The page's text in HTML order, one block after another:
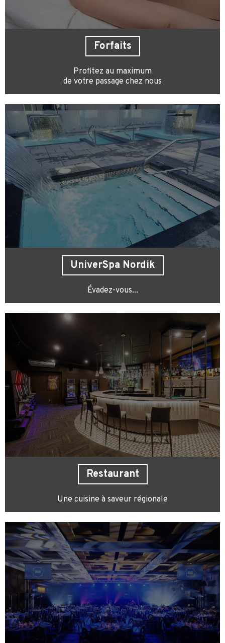
Forfaits
Profitez au maximum
de votre passage chez nous
UniverSpa Nordik
Évadez-vous...
Restaurant
Une cuisine à saveur régionale